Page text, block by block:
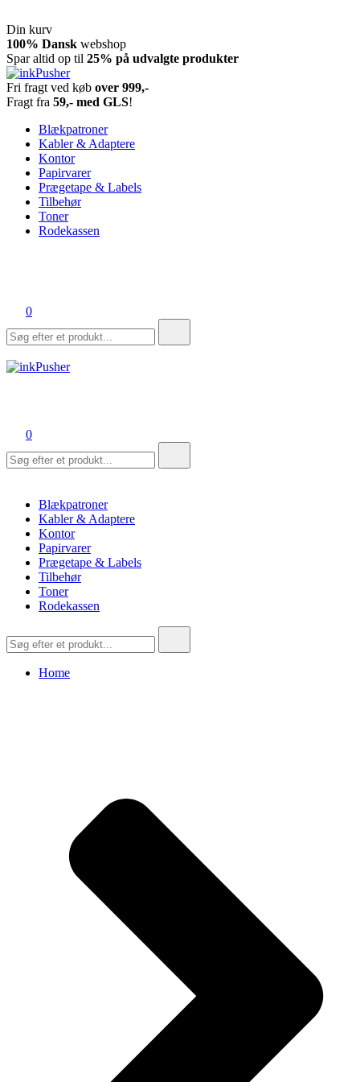
Din kurv
Spring
til
indhold
100% Dansk webshop
Spar altid op til 25% på udvalgte produkter
inkPusher
Leverandør af blækpatroner, kontor artikler og meget mere
Fri fragt ved køb over 999,-
Fragt fra 59,- med GLS!
Blækpatroner
Kabler & Adaptere
Kontor
Papirvarer
Prægetape & Labels
Tilbehør
Toner
Rodekassen
0
efter:
0
efter:
Blækpatroner
Kabler & Adaptere
Kontor
Papirvarer
Prægetape & Labels
Tilbehør
Toner
Rodekassen
efter:
Home